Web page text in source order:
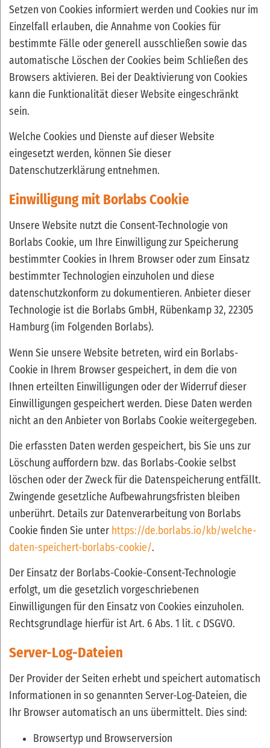
Setzen von Cookies informiert werden und Cookies nur im
Einzelfall erlauben, die Annahme von Cookies für
bestimmte Fälle oder generell ausschließen sowie das
automatische Löschen der Cookies beim Schließen des
Browsers aktivieren. Bei der Deaktivierung von Cookies
kann die Funktionalität dieser Website eingeschränkt
sein.
Welche Cookies und Dienste auf dieser Website
eingesetzt werden, können Sie dieser
Datenschutzerklärung entnehmen.
Einwilligung mit Borlabs Cookie
Unsere Website nutzt die Consent-Technologie von
Borlabs Cookie, um Ihre Einwilligung zur Speicherung
bestimmter Cookies in Ihrem Browser oder zum Einsatz
bestimmter Technologien einzuholen und diese
datenschutzkonform zu dokumentieren. Anbieter dieser
Technologie ist die Borlabs GmbH, Rübenkamp 32, 22305
Hamburg (im Folgenden Borlabs).
Wenn Sie unsere Website betreten, wird ein Borlabs-
Cookie in Ihrem Browser gespeichert, in dem die von
Ihnen erteilten Einwilligungen oder der Widerruf dieser
Einwilligungen gespeichert werden. Diese Daten werden
nicht an den Anbieter von Borlabs Cookie weitergegeben.
Die erfassten Daten werden gespeichert, bis Sie uns zur
Löschung auffordern bzw. das Borlabs-Cookie selbst
löschen oder der Zweck für die Datenspeicherung entfällt.
Zwingende gesetzliche Aufbewahrungsfristen bleiben
unberührt. Details zur Datenverarbeitung von Borlabs
Cookie finden Sie unter https://de.borlabs.io/kb/welche-
daten-speichert-borlabs-cookie/.
Der Einsatz der Borlabs-Cookie-Consent-Technologie
erfolgt, um die gesetzlich vorgeschriebenen
Einwilligungen für den Einsatz von Cookies einzuholen.
Rechtsgrundlage hierfür ist Art. 6 Abs. 1 lit. c DSGVO.
Server-Log-Dateien
Der Provider der Seiten erhebt und speichert automatisch
Informationen in so genannten Server-Log-Dateien, die
Ihr Browser automatisch an uns übermittelt. Dies sind:
Browsertyp und Browserversion